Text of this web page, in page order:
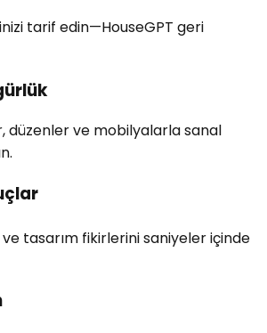
tarif edin—HouseGPT geri
düzenler ve mobilyalarla sanal
tasarım fikirlerini saniyeler içinde